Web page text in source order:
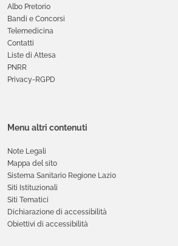
Albo Pretorio
Bandi e Concorsi
Telemedicina
Contatti
Liste di Attesa
PNRR
Privacy-RGPD
Menu altri contenuti
Note Legali
Mappa del sito
Sistema Sanitario Regione Lazio
Siti Istituzionali
Siti Tematici
Dichiarazione di accessibilità
Obiettivi di accessibilità